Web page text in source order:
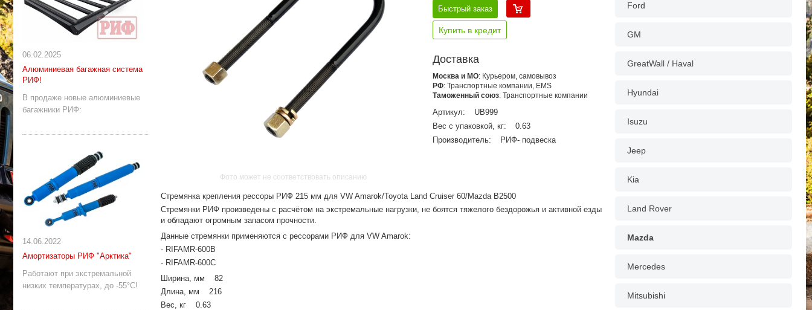
06.02.2025
Алюминиевая багажная система
РИФ!
В продаже новые алюминиевые
багажники РИФ:
14.06.2022
Амортизаторы РИФ "Арктика"
Работают при экстремальной
низких температурах, до -55°С!
Фото может не соответствовать описанию
Быстрый заказ
Купить в кредит
Доставка
Москва и МО: Курьером, самовывоз
РФ: Транспортные компании, EMS
Таможенный союз: Транспортные компании
Артикул:
UB999
Вес с упаковкой, кг:
0.63
Производитель:
РИФ- подвеска
Стремянка крепления рессоры РИФ 215 мм для VW Amarok/Toyota Land Cruiser 60/Mazda B2500
Cтремянки РИФ произведены с расчётом на экстремальные нагрузки, не боятся тяжелого бездорожья и активной езды
и обладают огромным запасом прочности.
Данные стремянки применяются с рессорами РИФ для VW Amarok:
- RIFAMR-600B
- RIFAMR-600C
Ширина, мм 82
Длина, мм 216
Вес, кг 0.63
Ford
GM
GreatWall / Haval
Hyundai
Isuzu
Jeep
Kia
Land Rover
Mazda
Mercedes
Mitsubishi